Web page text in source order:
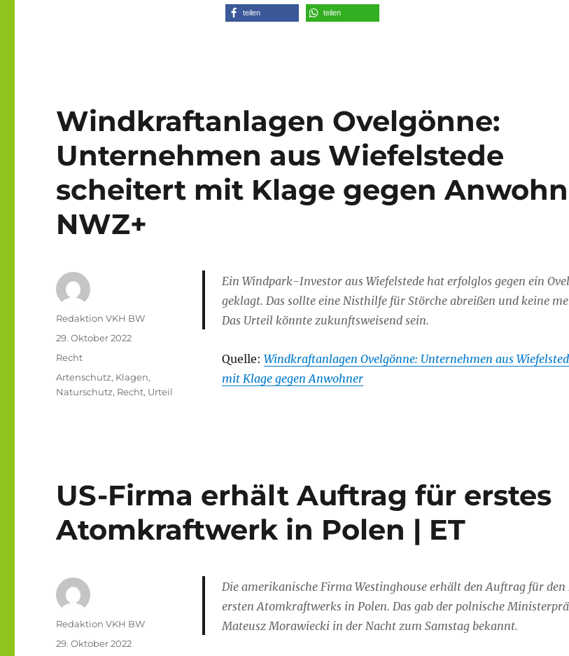
teilen teilen
Windkraftanlagen Ovelgönne:
Unternehmen aus Wiefelstede
scheitert mit Klage gegen
NWZ+
Ein Windpark-Investor aus Wiefelstede hat erfolglos gegen ein
geklagt. Das sollte eine Nisthilfe für Störche abreißen und keine
Das Urteil könnte zukunftsweisend sein.
Quelle: Windkraftanlagen Ovelgönne: Unternehmen aus
mit Klage gegen Anwohner
Autor
Redaktion VKH BW
Veröffentlicht
29. Oktober 2022
Kategorien
Recht
Schlagwörter
Artenschutz, Klagen,
Naturschutz, Recht, Urteil
US-Firma erhält Auftrag für erstes
Atomkraftwerk in Polen | ET
Die amerikanische Firma Westinghouse erhält den Auftrag für den
ersten Atomkraftwerks in Polen. Das gab der polnische
Mateusz Morawiecki in der Nacht zum Samstag bekannt.
Autor
Redaktion VKH BW
Veröffentlicht
29. Oktober 2022